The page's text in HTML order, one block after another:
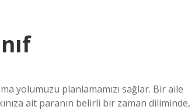
yolumuzu planlamamızı sağlar. Bir aile
ait paranın belirli bir zaman diliminde,